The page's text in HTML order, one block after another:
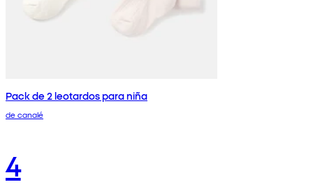
Pack de 2 leotardos para niña
de canalé
4